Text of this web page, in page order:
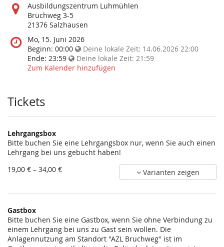
Wo
findet
diese
statt?
Ausbildungszentrum Luhmühlen
Bruchweg 3-5
21376 Salzhausen
Wann
findet
diese
Veranstaltung
Mo, 15. Juni 2026
Beginn: 00:00 Deine lokale Zeit: 14.06.2026 22:00
Ende: 23:59 Deine lokale Zeit: 21:59
Zum Kalender hinzufügen
Tickets
Lehrgangsbox
Bitte buchen Sie eine Lehrgangsbox nur, wenn Sie auch einen
Lehrgang bei uns gebucht haben!
von
19,00 € – 34,00 € Varianten zeigen
Gastbox
Bitte buchen Sie eine Gastbox, wenn Sie ohne Verbindung zu
einem Lehrgang bei uns zu Gast sein wollen. Die
Anlagennutzung am Standort "AZL Bruchweg" ist im